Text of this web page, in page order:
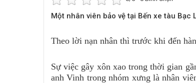
Một nhân viên bảo vệ tại Bến xe tàu
Theo lời nạn nhân thì trước khi đến
Sự việc gây xôn xao trong thời gian
anh Vinh trong nhóm xưng là nhân